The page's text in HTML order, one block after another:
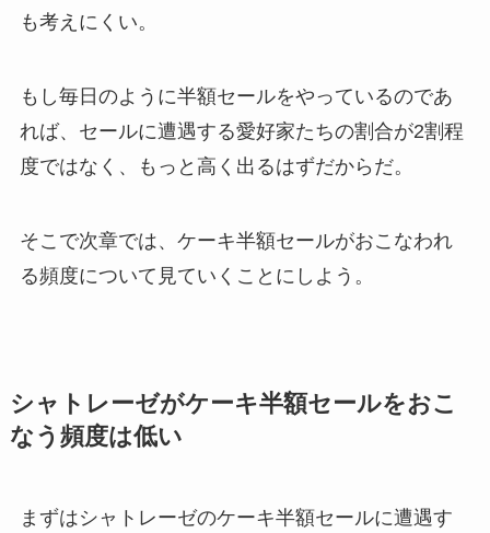
も考えにくい。
もし毎日のように半額セールをやっているのであ
れば、セールに遭遇する愛好家たちの割合が2割程
度ではなく、もっと高く出るはずだからだ。
そこで次章では、ケーキ半額セールがおこなわれ
る頻度について見ていくことにしよう。
シャトレーゼがケーキ半額セールをおこ
なう頻度は低い
まずはシャトレーゼのケーキ半額セールに遭遇す